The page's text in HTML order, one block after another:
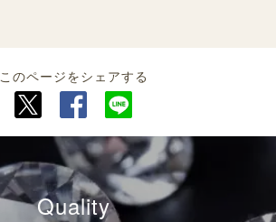
このページをシェアする
Quality